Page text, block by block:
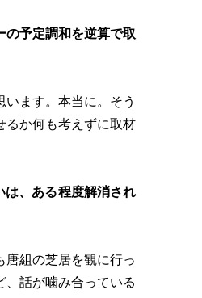
の予定調和を逆算で取
ます。本当に。そう
るか何も考えずに取材
は、ある程度解消され
組の芝居を観に行っ
話が噛み合っている